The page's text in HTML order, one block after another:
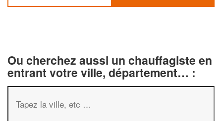
Ou cherchez aussi un chauffagiste en
entrant votre ville, département… :